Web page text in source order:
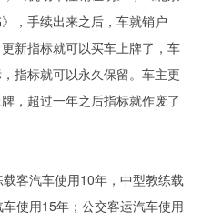
，手续出来之后，车就销户
新指标就可以买车上牌了，车
指标就可以永久保留。车主更
，超过一年之后指标就作废了
客汽车使用10年，中型教练载
使用15年；公交客运汽车使用